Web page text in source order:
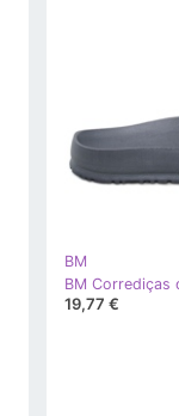
BM
19,77 €